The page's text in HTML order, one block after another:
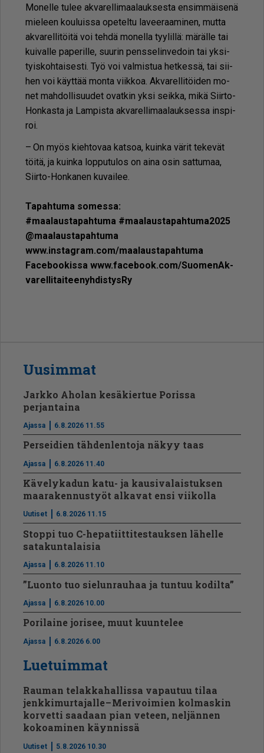
Mo­nel­le tu­lee ak­va­rel­li­maa­lauk­ses­ta en­sim­mäi­se­nä
mie­leen kou­luis­sa ope­tel­tu la­vee­raa­mi­nen, mut­ta
ak­va­rel­li­töi­tä voi teh­dä mo­nel­la tyy­lil­lä: mä­räl­le tai
kui­val­le pa­pe­ril­le, suu­rin pens­se­lin­ve­doin tai yk­si­
tyis­koh­tai­ses­ti. Työ voi val­mis­tua het­kes­sä, tai sii­
hen voi käyt­tää mon­ta viik­koa. Ak­va­rel­li­töi­den mo­
net mah­dol­li­suu­det ovat­kin yk­si seik­ka, mikä Siir­to-
Hon­kas­ta ja Lam­pis­ta ak­va­rel­li­maa­lauk­ses­sa ins­pi­
roi.
– On myös kieh­to­vaa kat­soa, kuin­ka vä­rit te­ke­vät
töi­tä, ja kuin­ka lop­pu­tu­los on ai­na osin sat­tu­maa,
Siir­to-Hon­ka­nen ku­vai­lee.
Ta­pah­tu­ma so­mes­sa:
#maa­laus­ta­pah­tu­ma #maa­laus­ta­pah­tu­ma2025
@maa­laus­ta­pah­tu­ma
www.ins­tag­ram.com/maa­laus­ta­pah­tu­ma
Fa­ce­boo­kis­sa www.fa­ce­book.com/Suo­me­nAk­
va­rel­li­tai­tee­nyh­dis­tys­Ry
Uusimmat
Jarkko Aholan kesäkiertue Porissa
perjantaina
Ajassa 6.8.2026 11.55
Perseidien tähdenlentoja näkyy taas
Ajassa 6.8.2026 11.40
Kävelykadun katu- ja kausivalaistuksen
maarakennustyöt alkavat ensi viikolla
Uutiset 6.8.2026 11.15
Stoppi tuo C-hepatiit­ti­tes­tauksen lähelle
satakuntalaisia
Ajassa 6.8.2026 11.10
”Luonto tuo sielunrauhaa ja tuntuu kodilta”
Ajassa 6.8.2026 10.00
Porilaine jorisee, muut kuuntelee
Ajassa 6.8.2026 6.00
Luetuimmat
Rauman telakkahallissa vapautuu tilaa
jenkkimurtajalle – Merivoimien kolmaskin
korvetti saadaan pian veteen, neljännen
kokoaminen käynnissä
Uutiset 5.8.2026 10.30